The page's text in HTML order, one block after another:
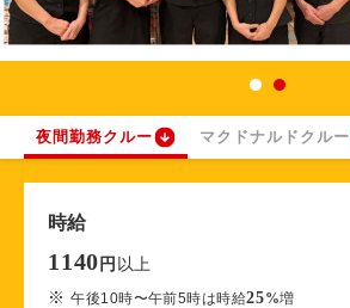
夜間勤務クルー マクドナルドクルー
時給
1140 円 以上
※午後10時〜午前5時は時給25%増